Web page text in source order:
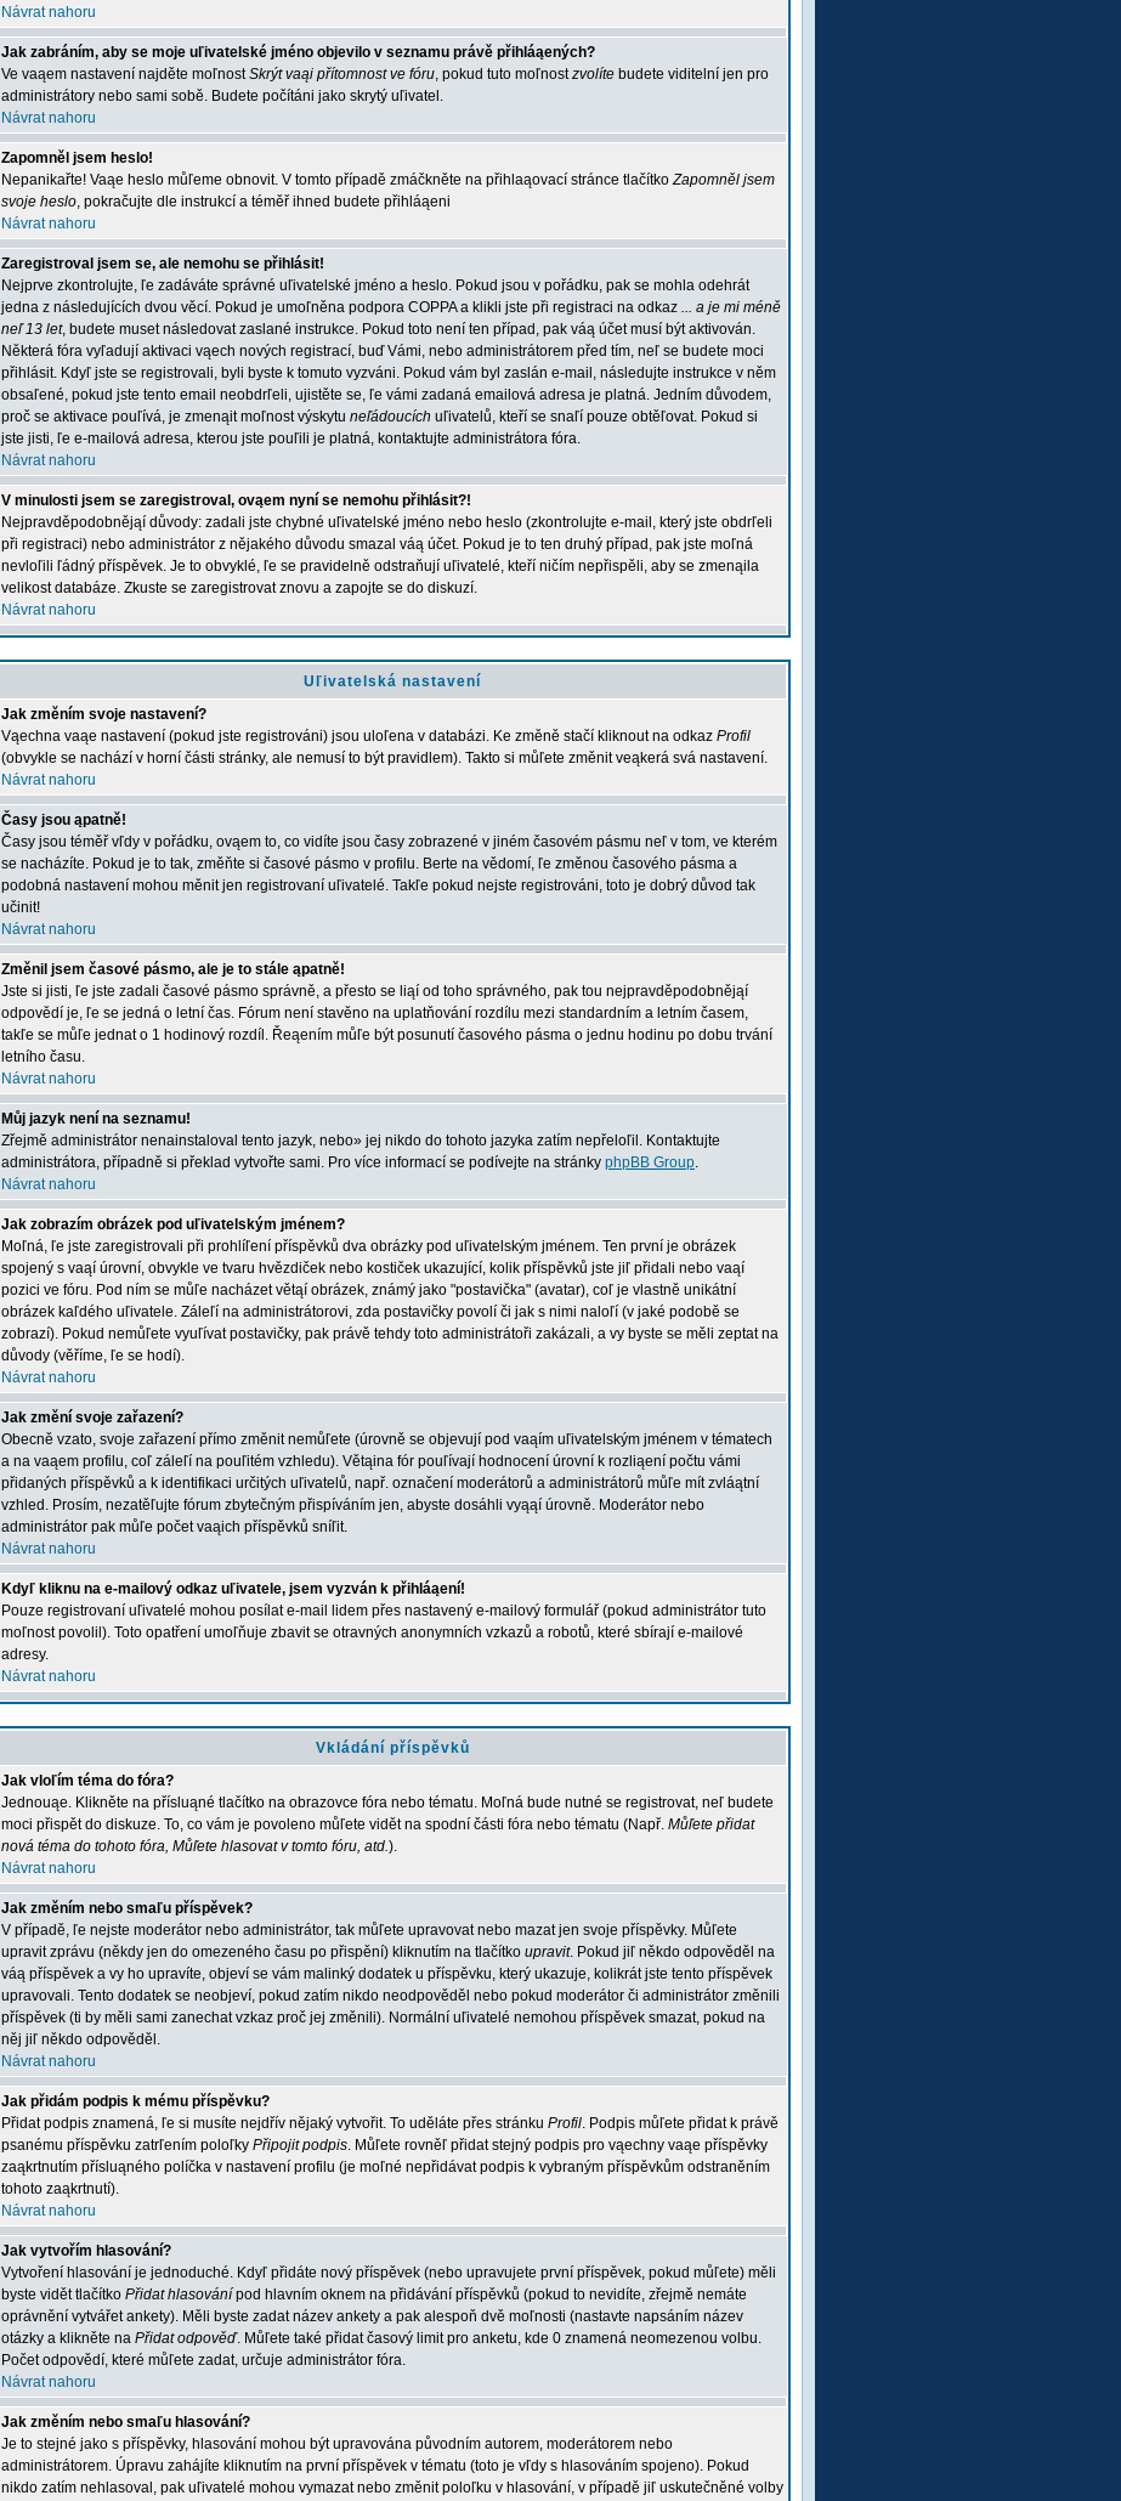
Návrat nahoru
Jak zabráním, aby se moje uľivatelské jméno objevilo v seznamu právě přihláąených?
Ve vaąem nastavení najděte moľnostSkrýt vaąi přítomnost ve fóru, pokud tuto moľnostzvolíte budete viditelní jen pro
administrátory nebo sami sobě. Budete počítáni jako skrytý uľivatel.
Návrat nahoru
Zapomněl jsem heslo!
Nepanikařte! Vaąe heslo můľeme obnovit. V tomto případě zmáčkněte na přihlaąovací stránce tlačítkoZapomněl jsem
svoje heslo, pokračujte dle instrukcí a téměř ihned budete přihláąeni
Návrat nahoru
Zaregistroval jsem se, ale nemohu se přihlásit!
Nejprve zkontrolujte, ľe zadáváte správné uľivatelské jméno a heslo. Pokud jsou v pořádku, pak se mohla odehrát
jedna z následujících dvou věcí. Pokud je umoľněna podpora COPPA a klikli jste při registraci na odkaz ... a je mi méně
neľ 13 let, budete muset následovat zaslané instrukce. Pokud toto není ten případ, pak váą účet musí být aktivován.
Některá fóra vyľadují aktivaci vąech nových registrací, buď Vámi, nebo administrátorem před tím, neľ se budete moci
přihlásit. Kdyľ jste se registrovali, byli byste k tomuto vyzváni. Pokud vám byl zaslán e-mail, následujte instrukce v něm
obsaľené, pokud jste tento email neobdrľeli, ujistěte se, ľe vámi zadaná emailová adresa je platná. Jedním důvodem,
proč se aktivace pouľívá, je zmenąit moľnost výskytu neľádoucích uľivatelů, kteří se snaľí pouze obtěľovat. Pokud si
jste jisti, ľe e-mailová adresa, kterou jste pouľili je platná, kontaktujte administrátora fóra.
Návrat nahoru
V minulosti jsem se zaregistroval, ovąem nyní se nemohu přihlásit?!
Nejpravděpodobnějąí důvody: zadali jste chybné uľivatelské jméno nebo heslo (zkontrolujte e-mail, který jste obdrľeli
při registraci) nebo administrátor z nějakého důvodu smazal váą účet. Pokud je to ten druhý případ, pak jste moľná
nevloľili ľádný příspěvek. Je to obvyklé, ľe se pravidelně odstraňují uľivatelé, kteří ničím nepřispěli, aby se zmenąila
velikost databáze. Zkuste se zaregistrovat znovu a zapojte se do diskuzí.
Návrat nahoru
Uľivatelská nastavení
Jak změním svoje nastavení?
Vąechna vaąe nastavení (pokud jste registrováni) jsou uloľena v databázi. Ke změně stačí kliknout na odkaz Profil
(obvykle se nachází v horní části stránky, ale nemusí to být pravidlem). Takto si můľete změnit veąkerá svá nastavení.
Návrat nahoru
Časy jsou ąpatně!
Časy jsou téměř vľdy v pořádku, ovąem to, co vidíte jsou časy zobrazené v jiném časovém pásmu neľ v tom, ve kterém
se nacházíte. Pokud je to tak, změňte si časové pásmo v profilu. Berte na vědomí, ľe změnou časového pásma a
podobná nastavení mohou měnit jen registrovaní uľivatelé. Takľe pokud nejste registrováni, toto je dobrý důvod tak
učinit!
Návrat nahoru
Změnil jsem časové pásmo, ale je to stále ąpatně!
Jste si jisti, ľe jste zadali časové pásmo správně, a přesto se liąí od toho správného, pak tou nejpravděpodobnějąí
odpovědí je, ľe se jedná o letní čas. Fórum není stavěno na uplatňování rozdílu mezi standardním a letním časem,
takľe se můľe jednat o 1 hodinový rozdíl. Řeąením můľe být posunutí časového pásma o jednu hodinu po dobu trvání
letního času.
Návrat nahoru
Můj jazyk není na seznamu!
Zřejmě administrátor nenainstaloval tento jazyk, nebo» jej nikdo do tohoto jazyka zatím nepřeloľil. Kontaktujte
administrátora, případně si překlad vytvořte sami. Pro více informací se podívejte na stránky phpBB Group.
Návrat nahoru
Jak zobrazím obrázek pod uľivatelským jménem?
Moľná, ľe jste zaregistrovali při prohlíľení příspěvků dva obrázky pod uľivatelským jménem. Ten první je obrázek
spojený s vaąí úrovní, obvykle ve tvaru hvězdiček nebo kostiček ukazující, kolik příspěvků jste jiľ přidali nebo vaąí
pozici ve fóru. Pod ním se můľe nacházet větąí obrázek, známý jako "postavička" (avatar), coľ je vlastně unikátní
obrázek kaľdého uľivatele. Záleľí na administrátorovi, zda postavičky povolí či jak s nimi naloľí (v jaké podobě se
zobrazí). Pokud nemůľete vyuľívat postavičky, pak právě tehdy toto administrátoři zakázali, a vy byste se měli zeptat na
důvody (věříme, ľe se hodí).
Návrat nahoru
Jak změní svoje zařazení?
Obecně vzato, svoje zařazení přímo změnit nemůľete (úrovně se objevují pod vaąím uľivatelským jménem v tématech
a na vaąem profilu, coľ záleľí na pouľitém vzhledu). Větąina fór pouľívají hodnocení úrovní k rozliąení počtu vámi
přidaných příspěvků a k identifikaci určitých uľivatelů, např. označení moderátorů a administrátorů můľe mít zvláątní
vzhled. Prosím, nezatěľujte fórum zbytečným přispíváním jen, abyste dosáhli vyąąí úrovně. Moderátor nebo
administrátor pak můľe počet vaąich příspěvků sníľit.
Návrat nahoru
Kdyľ kliknu na e-mailový odkaz uľivatele, jsem vyzván k přihláąení!
Pouze registrovaní uľivatelé mohou posílat e-mail lidem přes nastavený e-mailový formulář (pokud administrátor tuto
moľnost povolil). Toto opatření umoľňuje zbavit se otravných anonymních vzkazů a robotů, které sbírají e-mailové
adresy.
Návrat nahoru
Vkládání příspěvků
Jak vloľím téma do fóra?
Jednouąe. Klikněte na přísluąné tlačítko na obrazovce fóra nebo tématu. Moľná bude nutné se registrovat, neľ budete
moci přispět do diskuze. To, co vám je povoleno můľete vidět na spodní části fóra nebo tématu (Např. Můľete přidat
nová téma do tohoto fóra, Můľete hlasovat v tomto fóru, atd.).
Návrat nahoru
Jak změním nebo smaľu příspěvek?
V případě, ľe nejste moderátor nebo administrátor, tak můľete upravovat nebo mazat jen svoje příspěvky. Můľete
upravit zprávu (někdy jen do omezeného času po přispění) kliknutím na tlačítko upravit. Pokud jiľ někdo odpověděl na
váą příspěvek a vy ho upravíte, objeví se vám malinký dodatek u příspěvku, který ukazuje, kolikrát jste tento příspěvek
upravovali. Tento dodatek se neobjeví, pokud zatím nikdo neodpověděl nebo pokud moderátor či administrátor změnili
příspěvek (ti by měli sami zanechat vzkaz proč jej změnili). Normální uľivatelé nemohou příspěvek smazat, pokud na
něj jiľ někdo odpověděl.
Návrat nahoru
Jak přidám podpis k mému příspěvku?
Přidat podpis znamená, ľe si musíte nejdřív nějaký vytvořit. To uděláte přes stránku Profil. Podpis můľete přidat k právě
psanému příspěvku zatrľením poloľky Připojit podpis. Můľete rovněľ přidat stejný podpis pro vąechny vaąe příspěvky
zaąkrtnutím přísluąného políčka v nastavení profilu (je moľné nepřidávat podpis k vybraným příspěvkům odstraněním
tohoto zaąkrtnutí).
Návrat nahoru
Jak vytvořím hlasování?
Vytvoření hlasování je jednoduché. Kdyľ přidáte nový příspěvek (nebo upravujete první příspěvek, pokud můľete) měli
byste vidět tlačítko Přidat hlasování pod hlavním oknem na přidávání příspěvků (pokud to nevidíte, zřejmě nemáte
oprávnění vytvářet ankety). Měli byste zadat název ankety a pak alespoň dvě moľnosti (nastavte napsáním název
otázky a klikněte na Přidat odpověď. Můľete také přidat časový limit pro anketu, kde 0 znamená neomezenou volbu.
Počet odpovědí, které můľete zadat, určuje administrátor fóra.
Návrat nahoru
Jak změním nebo smaľu hlasování?
Je to stejné jako s příspěvky, hlasování mohou být upravována původním autorem, moderátorem nebo
administrátorem. Úpravu zahájíte kliknutím na první příspěvek v tématu (toto je vľdy s hlasováním spojeno). Pokud
nikdo zatím nehlasoval, pak uľivatelé mohou vymazat nebo změnit poloľku v hlasování, v případě jiľ uskutečněné volby